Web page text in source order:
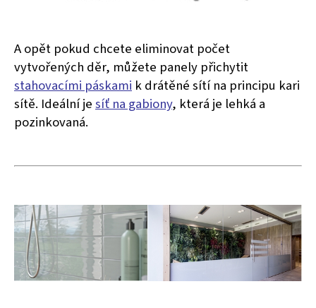
A opět pokud chcete eliminovat počet
vytvořených děr, můžete panely přichytit
stahovacími páskami k drátěné sítí na principu kari
sítě. Ideální jesíť na gabiony, která je lehká a
pozinkovaná.